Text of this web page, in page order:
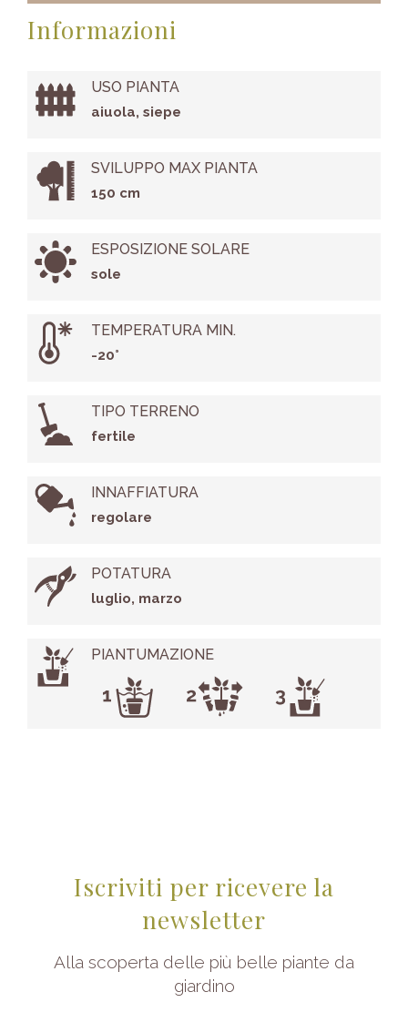
Informazioni
USO PIANTA
aiuola, siepe
SVILUPPO MAX PIANTA
150 cm
ESPOSIZIONE SOLARE
sole
TEMPERATURA MIN.
-20°
TIPO TERRENO
fertile
INNAFFIATURA
regolare
POTATURA
luglio, marzo
PIANTUMAZIONE
Iscriviti per ricevere la
newsletter
Alla scoperta delle più belle piante da
giardino